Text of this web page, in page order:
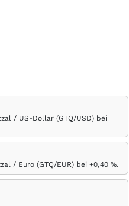
/ US-Dollar (GTQ/USD) bei
/ Euro (GTQ/EUR) bei +0,40 %.